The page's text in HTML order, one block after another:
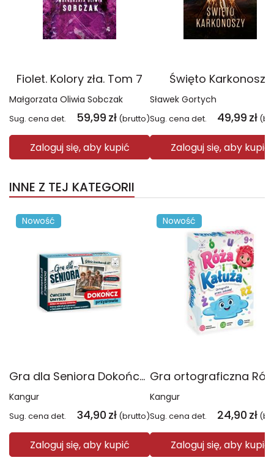
Fiolet. Kolory zła. Tom 7
Małgorzata Oliwia Sobczak
Sug. cena det. 59,99 zł (brutto)
Zaloguj się, aby kupić
Święto Karkonoszy
Sławek Gortych
Sug. cena det. 49,99 zł
Zaloguj się, aby kupić
INNE Z TEJ KATEGORII
Nowość
Gra dla Seniora Dokończ przysłowie
Kangur
Sug. cena det. 34,90 zł (brutto)
Zaloguj się, aby kupić
Nowość
Kangur
Sug. cena det. 24,90 zł
Zaloguj się, aby kupić